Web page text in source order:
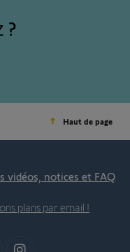
Haut de page
vidéos, notices et FAQ
plans par email !